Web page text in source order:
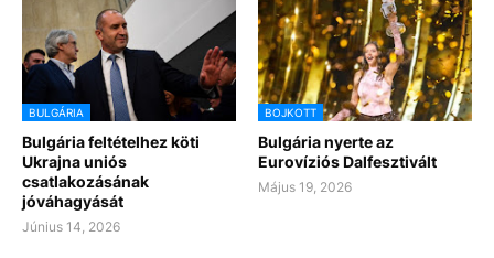
BULGÁRIA
Bulgária feltételhez köti
Ukrajna uniós
csatlakozásának
jóváhagyását
Június 14, 2026
BOJKOTT
Bulgária nyerte az
Eurovíziós Dalfesztivált
Május 19, 2026